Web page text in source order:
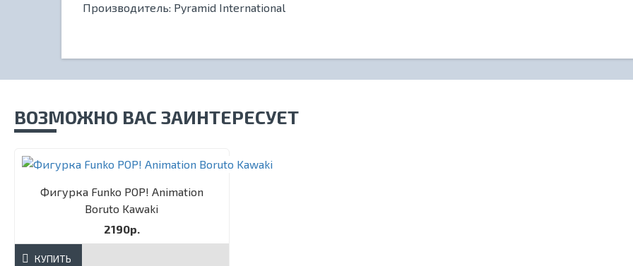
Производитель: Pyramid International
ВОЗМОЖНО ВАС ЗАИНТЕРЕСУЕТ
Фигурка Funko POP! Animation
Boruto Kawaki
2190р.
КУПИТЬ